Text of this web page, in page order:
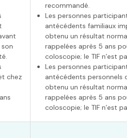
chez
recommandé.
Les personnes
antécédents familiaux
obtenu un résultat
rappelées après 5 ans
coloscopie; le TIF n’est
Les personnes
antécédents personnels
obtenu un résultat
rappelées après 5 ans
coloscopie; le TIF n’est